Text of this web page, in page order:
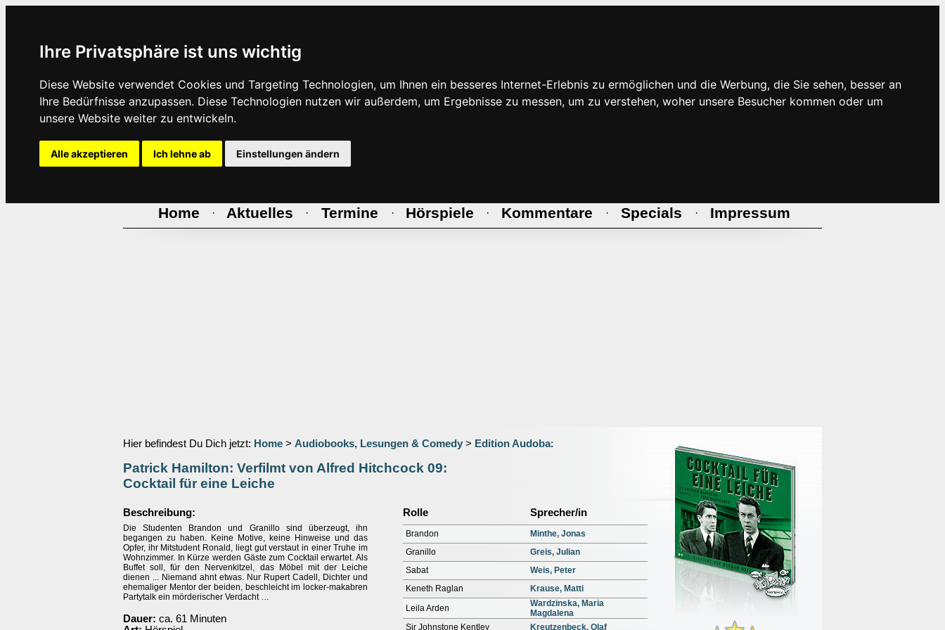
Ihre Privatsphäre ist uns wichtig
Diese Website verwendet Cookies und Targeting Technologien, um Ihnen ein besseres Internet-Erlebnis zu ermöglichen und die Werbung, die Sie sehen, besser an
Ihre Bedürfnisse anzupassen. Diese Technologien nutzen wir außerdem, um Ergebnisse zu messen, um zu verstehen, woher unsere Besucher kommen oder um
unsere Website weiter zu entwickeln.
Alle akzeptieren Ich lehne ab Einstellungen ändern
Home · Aktuelles · Termine · Hörspiele · Kommentare · Specials · Impressum
Hier befindest Du Dich jetzt: Home > Audiobooks, Lesungen & Comedy > Edition Audoba:
Patrick Hamilton: Verfilmt von Alfred Hitchcock 09:
Cocktail für eine Leiche
Beschreibung:
Die Studenten Brandon und Granillo sind überzeugt, ihn
begangen zu haben. Keine Motive, keine Hinweise und das
Opfer, ihr Mitstudent Ronald, liegt gut verstaut in einer Truhe im
Wohnzimmer. In Kürze werden Gäste zum Cocktail erwartet. Als
Buffet soll, für den Nervenkitzel, das Möbel mit der Leiche
dienen ... Niemand ahnt etwas. Nur Rupert Cadell, Dichter und
ehemaliger Mentor der beiden, beschleicht im locker-makabren
Partytalk ein mörderischer Verdacht …
Dauer: ca. 61 Minuten
Rolle Sprecher/in
Brandon
Minthe, Jonas
Granillo
Greis, Julian
Sabat
Weis, Peter
Keneth Raglan
Krause, Matti
Leila Arden
Wardzinska, Maria
Magdalena
Sir Johnstone Kentley
Kreutzenbeck, Olaf